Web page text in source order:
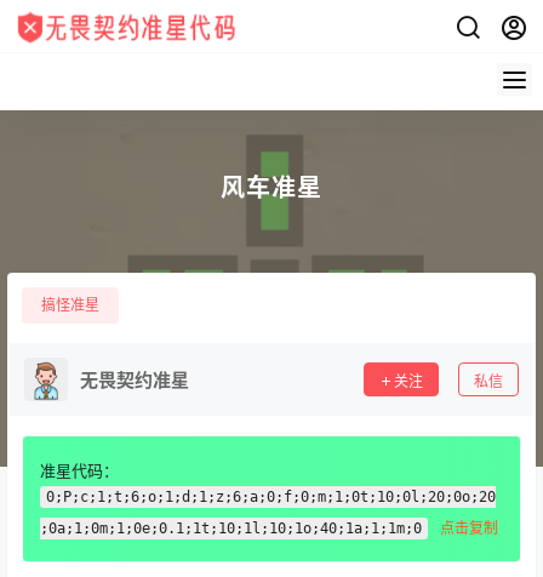
风车准星
搞怪准星
无畏契约准星 关注 私信
准星代码：
0;P;c;1;t;6;o;1;d;1;z;6;a;0;f;0;m;1;0t;10;0l;20;0o;20
;0a;1;0m;1;0e;0.1;1t;10;1l;10;1o;40;1a;1;1m;0
点击复制